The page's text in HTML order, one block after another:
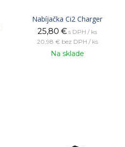
Nabíjačka Ci2 Charger
25,80 € s DPH / ks
20,98 € bez DPH / ks
Na sklade